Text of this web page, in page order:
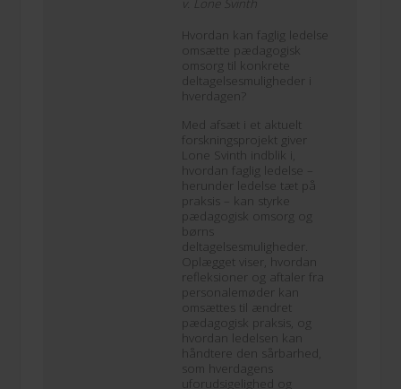
v. Lone Svinth
Hvordan kan faglig ledelse
omsætte pædagogisk
omsorg til konkrete
deltagelsesmuligheder i
hverdagen?
Med afsæt i et aktuelt
forskningsprojekt giver
Lone Svinth indblik i,
hvordan faglig ledelse –
herunder ledelse tæt på
praksis – kan styrke
pædagogisk omsorg og
børns
deltagelsesmuligheder.
Oplægget viser, hvordan
refleksioner og aftaler fra
personalemøder kan
omsættes til ændret
pædagogisk praksis, og
hvordan ledelsen kan
håndtere den sårbarhed,
som hverdagens
uforudsigelighed og